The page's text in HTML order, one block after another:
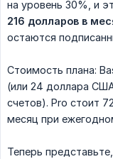
на уровень 30%, и
216 долларов в
остаются
Стоимость плана:
(или 24 доллара
счетов). Pro стоит
месяц при
Теперь